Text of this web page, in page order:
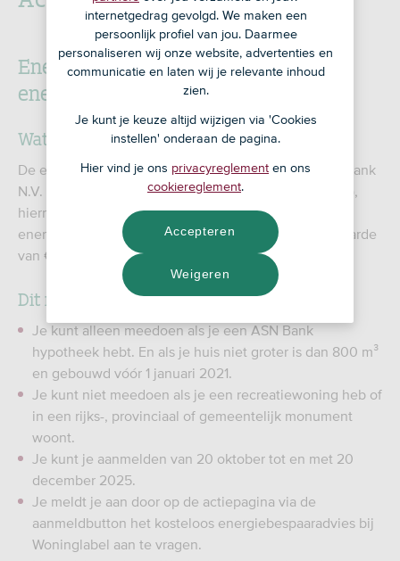
Energiebespaaradvies met nieuw
energielabel
Wat houdt de actie in?
De eerste 800 klanten met een hypotheek van ASN Bank
N.V. (ASN Bank, SNS Bank, BLG Wonen en RegioBank),
hierna te noemen ASN Bank, krijgen een kosteloos
energiebespaaradvies met nieuw energielabel ter waarde
van € 550.
Dit moet je weten over de actie
Je kunt alleen meedoen als je een ASN Bank
hypotheek hebt. En als je huis niet groter is dan 800 m³
en gebouwd vóór 1 januari 2021.
Je kunt niet meedoen als je een recreatiewoning heb of
in een rijks-, provinciaal of gemeentelijk monument
woont.
Je kunt je aanmelden van 20 oktober tot en met 20
december 2025.
Je meldt je aan door op de actiepagina via de
aanmeldbutton het kosteloos energiebespaaradvies bij
Woninglabel aan te vragen.
internetgedrag gevolgd. We maken een
persoonlijk profiel van jou. Daarmee
personaliseren wij onze website, advertenties en
communicatie en laten wij je relevante inhoud
zien.
Je kunt je keuze altijd wijzigen via 'Cookies
instellen' onderaan de pagina.
Hier vind je ons privacyreglement en ons
cookiereglement.
Weigeren
Accepteren